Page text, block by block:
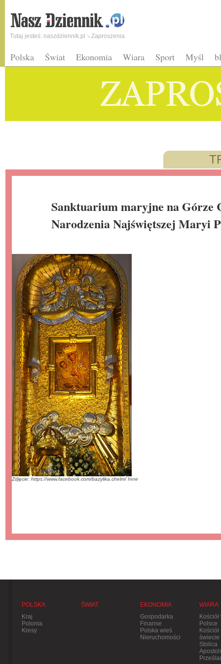
Polska Świat Ekonomia Wiara Sport Myśl
Tutaj jesteś: naszdziennik.pl Zaproszenia
Sanktuarium maryjne na Górze
Narodzenia Najświętszej Maryi
Zdjęcie: https://www.facebook.com/bazylika.chelm/ Inne
POLSKA
Kraj
Polonia
Kresy
ŚWIAT
EKONOMIA
Gospodarka
Finanse
Polska wieś
Nieruchomości
WIARA
Kościół
Polsce
Kościół
świecie
Stolica